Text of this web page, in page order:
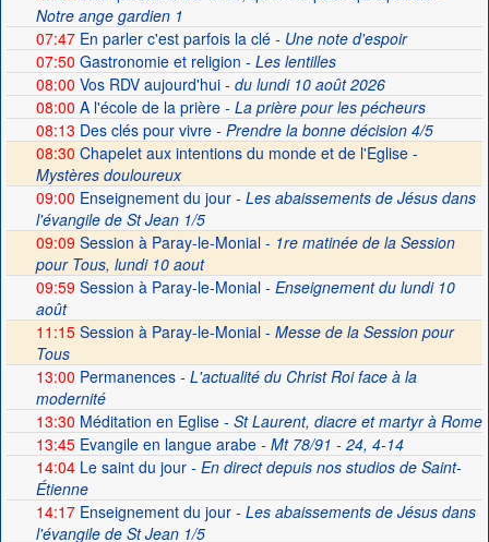
Notre ange gardien 1
07:47En parler c'est parfois la clé- Une note d'espoir
07:50 Gastronomie et religion - Les lentilles
08:00 Vos RDV aujourd'hui- du lundi 10 août 2026
08:00 A l'école de la prière- La prière pour les pécheurs
08:13 Des clés pour vivre- Prendre la bonne décision 4/5
08:30 Chapelet aux intentions du monde et de l'Eglise -
Mystères douloureux
09:00 Enseignement du jour- Les abaissements de Jésus dans
l'évangile de St Jean 1/5
09:09 Session à Paray-le-Monial - 1re matinée de la Session
pour Tous, lundi 10 aout
09:59Session à Paray-le-Monial- Enseignement du lundi 10
août
11:15Session à Paray-le-Monial - Messe de la Session pour
Tous
13:00 Permanences- L'actualité du Christ Roi face à la
modernité
13:30 Méditation en Eglise- St Laurent, diacre et martyr à Rome
13:45Evangile en langue arabe- Mt 78/91 - 24, 4-14
14:04Le saint du jour- En direct depuis nos studios de Saint-
Étienne
14:17Enseignement du jour- Les abaissements de Jésus dans
l'évangile de St Jean 1/5